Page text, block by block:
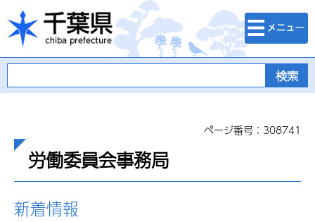
千葉県
検索・メニュ
ー
ページ番号：308741
労働委員会事務局
新着情報